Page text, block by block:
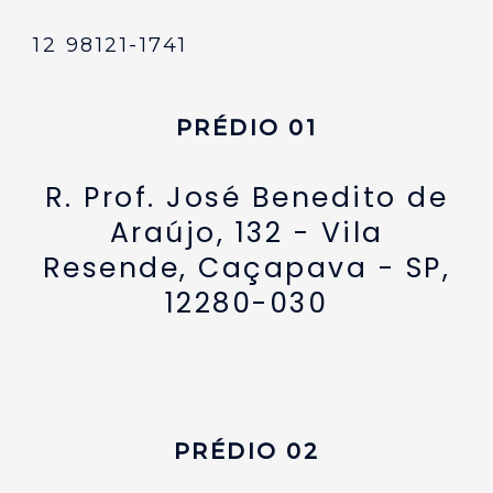
12 98121-1741
PRÉDIO 01
R. Prof. José Benedito de
Araújo, 132 - Vila
Resende, Caçapava - SP,
12280-030
PRÉDIO 02